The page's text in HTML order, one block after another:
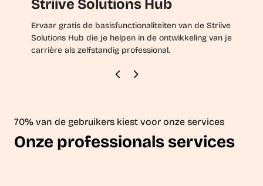
Striive Solutions Hub
Ervaar gratis de basisfunctionaliteiten van de Striive
Solutions Hub die je helpen in de ontwikkeling van je
carrière als zelfstandig professional.
70% van de gebruikers kiest voor onze services
Onze professionals services